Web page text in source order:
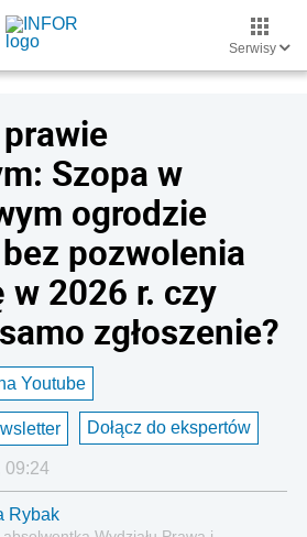
Serwisy
Szopa w
ogrodzie
pozwolenia
w 2026 r. czy
zgłoszenie?
Youtube
Dołącz do ekspertów
09:24
Rybak